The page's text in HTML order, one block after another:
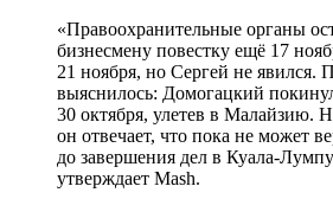
«Правоохранительные органы
бизнесмену повестку ещё 17
21 ноября, но Сергей не явился.
выяснилось: Домогацкий
30 октября, улетев в Малайзию.
он отвечает, что пока не может
до завершения дел в Куала-
утверждает Mash.